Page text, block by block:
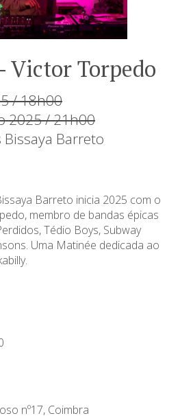
Victor Torpedo
/ 18h00
2025 / 21h00
Bissaya Barreto
Barreto inicia 2025 com o
membro de bandas épicas
Tédio Boys, Subway
Uma Matinée dedicada ao
nº17, Coimbra